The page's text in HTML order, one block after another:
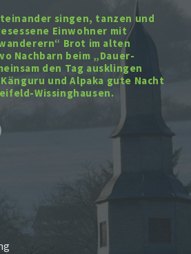
singen, tanzen und
Einwohner mit
Brot im alten
Nachbarn beim „Dauer-
den Tag ausklingen
und Alpaka gute Nacht
Wissinghausen.